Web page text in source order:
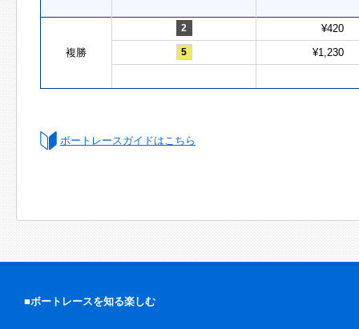
複勝
2 ¥420
5 ¥1,230
ボートレースガイドはこちら
■ボートレースを知る楽しむ